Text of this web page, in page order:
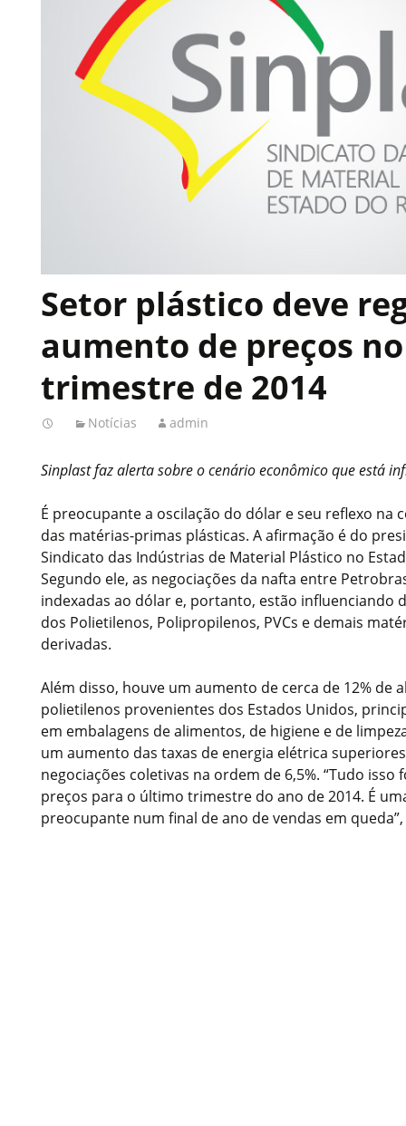
Setor plástico deve
aumento de preços
trimestre de 2014
Notícias admin
Sinplast faz alerta sobre o cenário econômico que está
É preocupante a oscilação do dólar e seu reflexo na
das matérias-primas plásticas. A afirmação é do
Sindicato das Indústrias de Material Plástico no
Segundo ele, as negociações da nafta entre
indexadas ao dólar e, portanto, estão influenciando
dos Polietilenos, Polipropilenos, PVCs e demais
derivadas.
Além disso, houve um aumento de cerca de 12% de
polietilenos provenientes dos Estados Unidos,
em embalagens de alimentos, de higiene e de
um aumento das taxas de energia elétrica
negociações coletivas na ordem de 6,5%. “Tudo
preços para o último trimestre do ano de 2014. É
preocupante num final de ano de vendas em